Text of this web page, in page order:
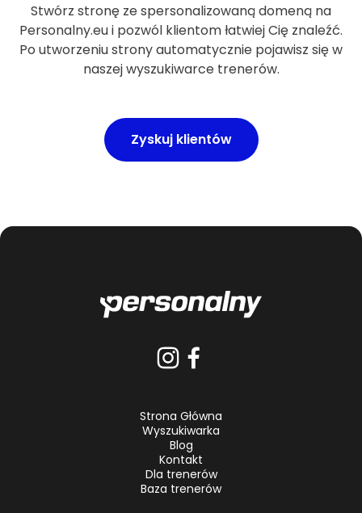
Stwórz stronę ze spersonalizowaną domeną na
Personalny.eu i pozwól klientom łatwiej Cię znaleźć.
Po utworzeniu strony automatycznie pojawisz się w
naszej wyszukiwarce trenerów.
Zyskuj klientów
Strona Główna
Wyszukiwarka
Blog
Kontakt
Dla trenerów
Baza trenerów